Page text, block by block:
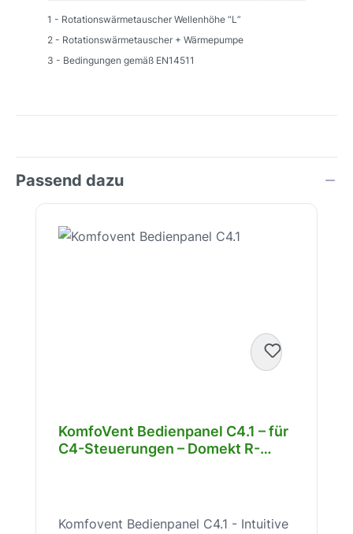
1 - Rotationswärmetauscher Wellenhöhe “L”
2 - Rotationswärmetauscher + Wärmepumpe
3 - Bedingungen gemäß EN14511
Passend dazu
Produktgalerie überspringen
KomfoVent Bedienpanel C4.1 – für
C4-Steuerungen – Domekt R-
Komfovent Bedienpanel C4.1 - Intuitive